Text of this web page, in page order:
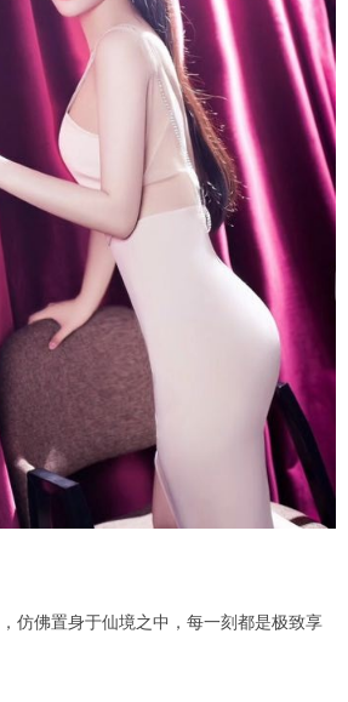
佛置身于仙境之中，每一刻都是极致享